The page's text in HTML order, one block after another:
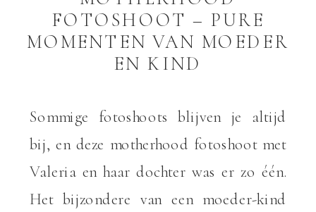
Sommige fotoshoots blijven je altijd
bij, en deze motherhood fotoshoot met
Valeria en haar dochter was er zo één.
Het bijzondere van een moeder-kind
FOTOSHOOT – PURE
MOMENTEN VAN MOEDER
EN KIND